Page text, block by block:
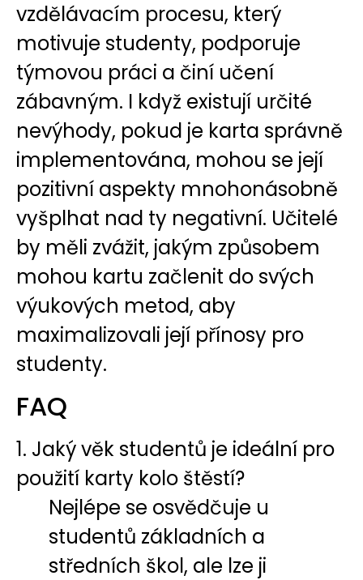
vzdělávacím procesu, který
motivuje studenty, podporuje
týmovou práci a činí učení
zábavným. I když existují určité
nevýhody, pokud je karta správně
implementována, mohou se její
pozitivní aspekty mnohonásobně
vyšplhat nad ty negativní. Učitelé
by měli zvážit, jakým způsobem
mohou kartu začlenit do svých
výukových metod, aby
maximalizovali její přínosy pro
studenty.
FAQ
1. Jaký věk studentů je ideální pro
použití karty kolo štěstí?
Nejlépe se osvědčuje u
studentů základních a
středních škol, ale lze ji